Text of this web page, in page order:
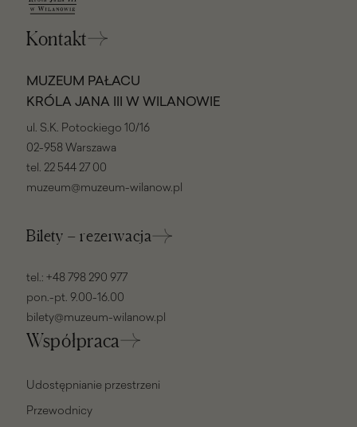
Kontakt
MUZEUM PAŁACU
KRÓLA JANA III W WILANOWIE
ul. S.K. Potockiego 10/16
02-958 Warszawa
tel. 22 544 27 00
muzeum@muzeum-wilanow.pl
Bilety – rezerwacja
tel.: +48 798 290 977
pon.-pt. 9.00-16.00
bilety@muzeum-wilanow.pl
Współpraca
Udostępnianie przestrzeni
Przewodnicy